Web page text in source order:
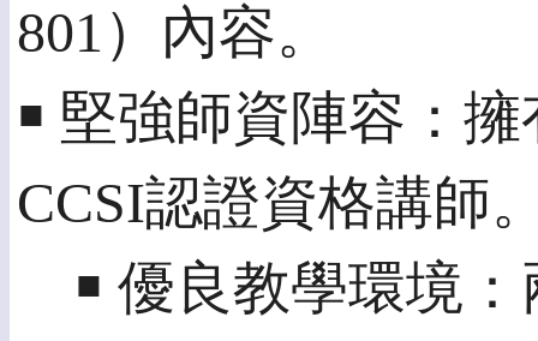
801）內容。
￭ 堅強師資陣容：
CCSI認證資格講師
￭ 優良教學環境：